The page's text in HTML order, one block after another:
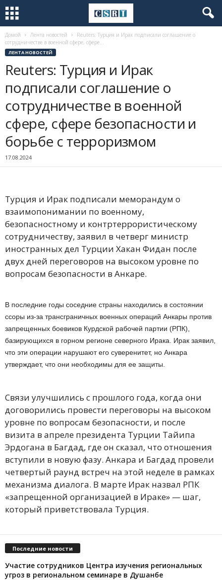
Домой Лента новостей
Reuters: Турция и Ирак подписали соглашение о
сотрудничестве в военной сфере, сфере...
ЛЕНТА НОВОСТЕЙ
Reuters: Турция и Ирак
подписали соглашение о
сотрудничестве в военной
сфере, сфере безопасности и
борьбе с терроризмом
17.08.2024
Турция и Ирак подписали меморандум о
взаимопонимании по военному,
безопасностному и контртеррористическому
сотрудничеству, заявил в четверг министр
иностранных дел Турции Хакан Фидан после
двух дней переговоров на высоком уровне по
вопросам безопасности в Анкаре.
В последние годы соседние страны находились в состоянии
ссоры из-за трансграничных военных операций Анкары против
запрещенных боевиков Курдской рабочей партии (РПК),
базирующихся в горном регионе северного Ирака. Ирак заявил,
что эти операции нарушают его суверенитет, но Анкара
утверждает, что они необходимы для ее защиты.
Связи улучшились с прошлого года, когда они
договорились провести переговоры на высоком
уровне по вопросам безопасности, и после
визита в апреле президента Турции Тайипа
Эрдогана в Багдад, где он сказал, что отношения
вступили в новую фазу. Анкара и Багдад провели
четвертый раунд встреч на этой неделе в рамках
механизма диалога. В марте Ирак назвал РПК
«запрещенной организацией в Ираке» — шаг,
который приветствовала Турция.
Последние новости
Участие сотрудников Центра изучения региональных
угроз в региональном семинаре в Душанбе